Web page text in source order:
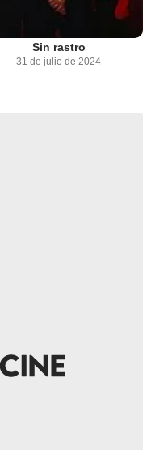
Sin rastro
31 de julio de 2024